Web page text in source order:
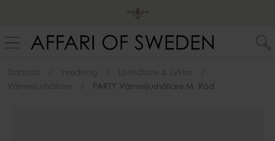
Startsida Inredning
Ljushållare & Lyktor
Värmeljushållare
PARTY Värmeljushållare M, Röd